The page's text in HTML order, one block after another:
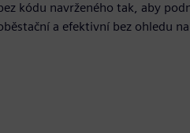
kódu navrženého tak, aby
a efektivní bez ohledu